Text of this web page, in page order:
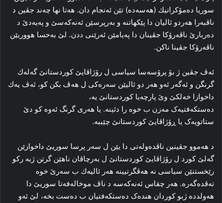
سوریا دەمۆكراتیك (ھەسەدە) تێن ئەنجام دان. هه‌تا نها چه‌ند جڤین د
ناڤبه‌را هه‌ردو ئالیان دا‌ پێکهاتنه‌ و به‌رپرسێن ئه‌نەکەسێ و پەیەدێ د
ده‌ربارێ ناڤه‌رۆکا جڤینان دا‌ په‌یامێن ئه‌رێنی ددن. لێ به‌حسا ھووریێن
ناڤه‌رۆکا جڤینا ناکن.
ئەڤ جڤین ژ بۆ پرۆسەسا سیاسی ل رۆژاڤایێ كوردستانێ گەلەك
گرنگن و ئەگەر ئەو ھەر دو ئالیێن سەرەكی ل ھەڤ بكن كو، ئەڤ یەك
داخوازا خەلكێ وێ پارچەیا كوردستانێ یە،
ده‌ستكه‌فتیه‌ک مه‌زن ب خوە را دئینە. یا هه‌ری گرنگ ئه‌وه‌ کو دێ
ستاتویه‌ک یا ڕۆژاڤایێ کوردستانێ چێببە.
د ھەموو جڤینین ناڤدەولەتی دا یێن ل سەر پرسا سوریێ داخوازێن
گەلێ كورد ل رۆژاڤایێ كوردستانێ ل بەرچاڤان ناھێن گرتن ژبە ركو
رێخستنێن سیاسی نە ھەڤگرتیینە ھەر ئالیەك ب سەرێ خوە
تەڤدەگەرە. ھەر چقاس ئەنەكەسە د ناڤ موخاله‌فه‌تا سوریێ دا‌
هه‌ولدده‌ ژبو كوردان هنده‌ک ده‌ستکه‌فتیان ب دەست بخە‌، لێ ئه‌و